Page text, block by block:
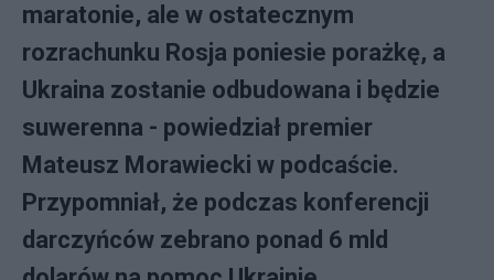
maratonie, ale w ostatecznym
rozrachunku Rosja poniesie porażkę, a
Ukraina zostanie odbudowana i będzie
suwerenna - powiedział premier
Mateusz Morawiecki w podcaście.
Przypomniał, że podczas konferencji
darczyńców zebrano ponad 6 mld